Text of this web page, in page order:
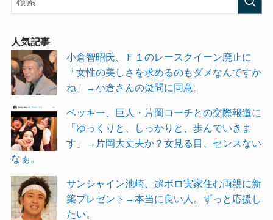
人気記事
小倉智昭氏、Ｆ１のレースクイーン廃止に
「女性の美しさを求めるのもダメなんですか
ね」→小倉さんの疑問に同意。
ベッキー、巨人・片岡コーチとの交際報道に
「ゆっくりと、しっかりと、歩んでいきま
す」→片岡大丈夫か？女見る目、センスない
なぁ。
サンシャイン池崎、超ボロ実家住む両親に新
築プレゼント→本当に良い人。ずっと応援し
たい。